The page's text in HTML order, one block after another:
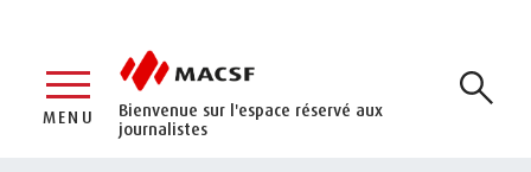
Bienvenue sur l'espace réservé aux
journalistes
MENU